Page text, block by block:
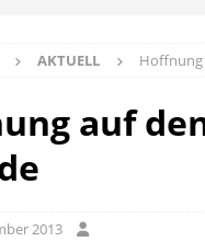
AKTUELL Hoffnung
auf
2013